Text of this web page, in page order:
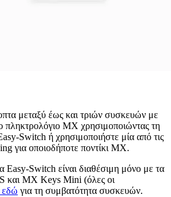
μεταξύ έως και τριών συσκευών με
πληκτρολόγιο MX χρησιμοποιώντας τη
Switch ή χρησιμοποιήστε μία από τις
για οποιοδήποτε ποντίκι MX.
Easy-Switch είναι διαθέσιμη μόνο με τα
και MX Keys Mini (όλες οι
εδώ για τη συμβατότητα συσκευών.